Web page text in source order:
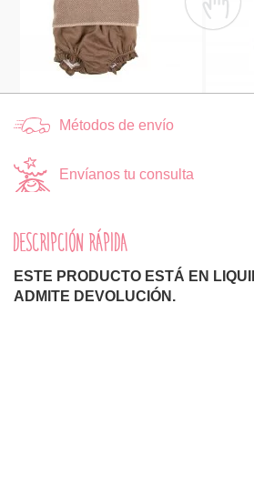
Métodos de envío
Envíanos tu consulta
DESCRIPCIÓN RÁPIDA
ESTE PRODUCTO ESTÁ EN
ADMITE DEVOLUCIÓN.